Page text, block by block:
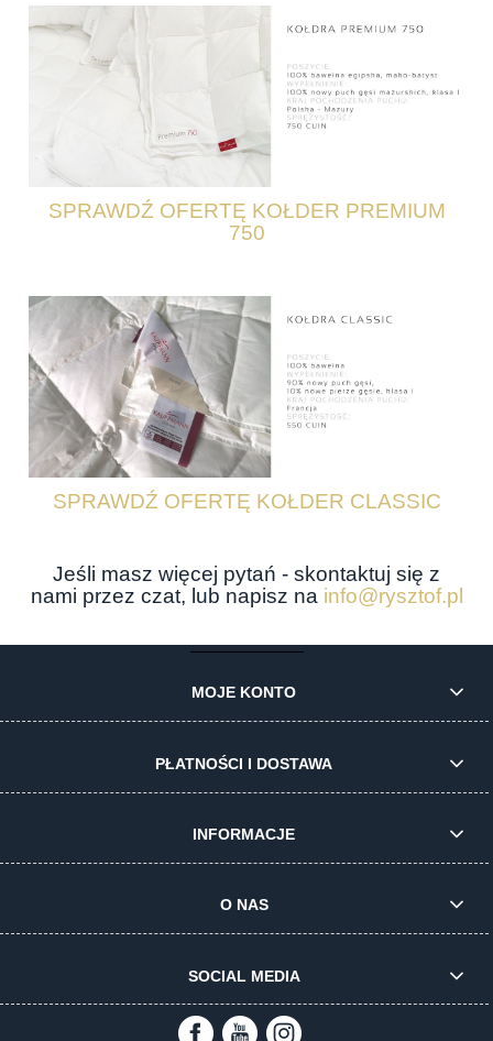
SPRAWDŹ OFERTĘ KOŁDER PREMIUM
750
SPRAWDŹ OFERTĘ KOŁDER CLASSIC
Jeśli masz więcej pytań - skontaktuj się z
nami przez czat, lub napisz na info@rysztof.pl
MOJE KONTO
PŁATNOŚCI I DOSTAWA
INFORMACJE
O NAS
SOCIAL MEDIA